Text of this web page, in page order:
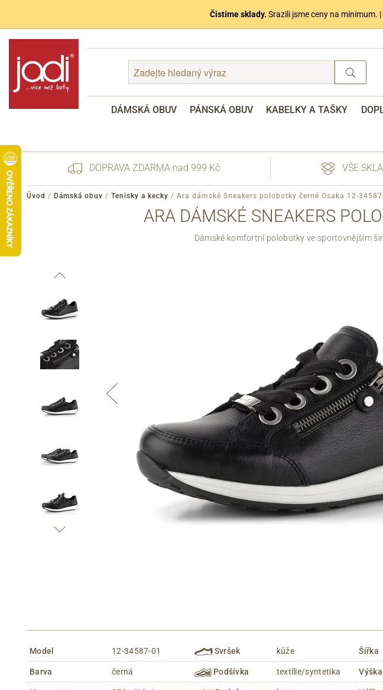
Čistíme sklady. Srazili jsme ceny na minimum. |
DÁMSKÁ OBUV PÁNSKÁ OBUV KABELKY A TAŠKY
Zapomenuté heslo
Informace o zpracování osobních údajů.
DOPRAVA ZDARMA nad 999 Kč VŠE
Úvod / Dámská obuv / Tenisky a kecky / Ara dámské Sneakers polobotky černé Osaka 12-
ARA DÁMSKÉ SNEAKERS
Dámské komfortní polobotky ve sportovnějším
Model 12-34587-01
Barva černá
Svršek kůže
Podšívka textílie/syntetika
Šířka